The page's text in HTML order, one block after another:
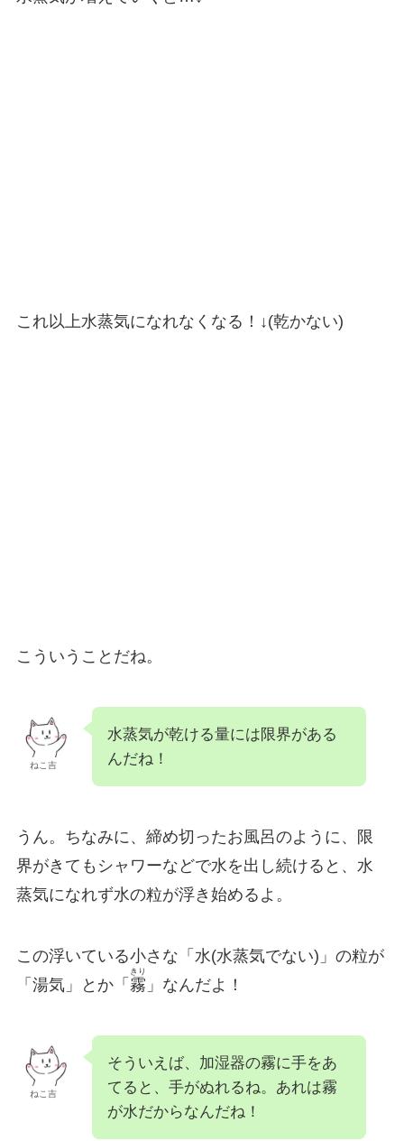
これ以上水蒸気になれなくなる！↓(乾かない)
こういうことだね。
ねこ吉
水蒸気が乾ける量には限界がある
んだね！
うん。ちなみに、締め切ったお風呂のように、限
界がきてもシャワーなどで水を出し続けると、水
蒸気になれず水の粒が浮き始めるよ。
この浮いている小さな「水(水蒸気でない)」の粒が
「湯気」とか「 霧
きり
」なんだよ！
ねこ吉
そういえば、加湿器の霧に手をあ
てると、手がぬれるね。あれは霧
が水だからなんだね！